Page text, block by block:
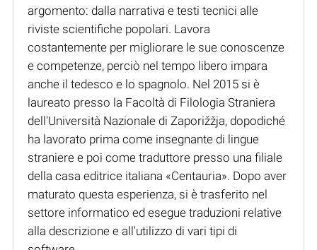
argomento: dalla narrativa e testi tecnici alle
riviste scientifiche popolari. Lavora
costantemente per migliorare le sue conoscenze
e competenze, perciò nel tempo libero impara
anche il tedesco e lo spagnolo. Nel 2015 si è
laureato presso la Facoltà di Filologia Straniera
dell'Università Nazionale di Zaporižžja, dopodiché
ha lavorato prima come insegnante di lingue
straniere e poi come traduttore presso una filiale
della casa editrice italiana «Centauria». Dopo aver
maturato questa esperienza, si è trasferito nel
settore informatico ed esegue traduzioni relative
alla descrizione e all'utilizzo di vari tipi di